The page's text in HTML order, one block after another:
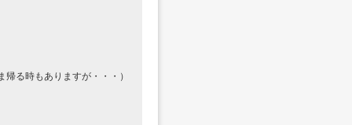
る時もありますが・・・）